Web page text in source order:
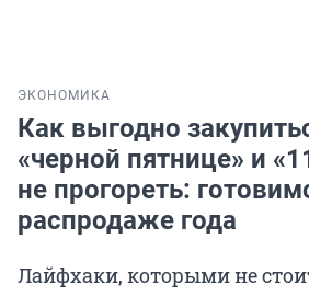
ЭКОНОМИКА
Как выгодно
«черной пятнице» и
не прогореть:
распродаже года
Лайфхаки, которыми не